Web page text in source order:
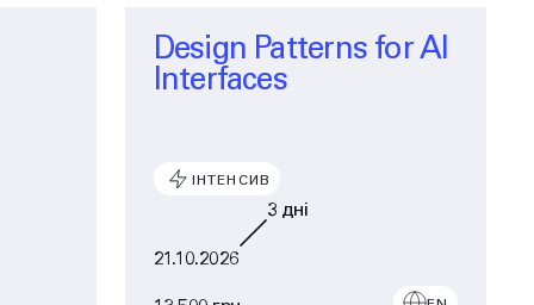
Design Patterns for AI
Interfaces
ІНТЕНСИВ
21.10.2026
3 дні